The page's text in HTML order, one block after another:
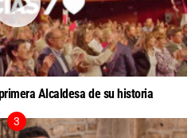
Alcaldesa de su historia